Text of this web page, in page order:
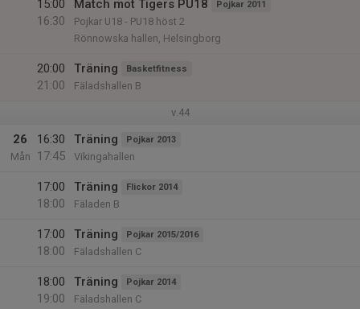
15:00
16:30
Match mot Tigers PU18 Pojkar 2011
Pojkar U18 - PU18 höst 2
Rönnowska hallen, Helsingborg
20:00
21:00
Träning Basketfitness
Fäladshallen B
v.44
26
Mån
16:30
17:45
Träning Pojkar 2013
Vikingahallen
17:00
18:00
Träning Flickor 2014
Fäladen B
17:00
18:00
Träning Pojkar 2015/2016
Fäladshallen C
18:00
19:00
Träning Pojkar 2014
Fäladshallen C